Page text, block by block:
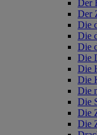
Der
Der
Die
Die
Die
Die
Die
Die
Die
Die
Die
Die